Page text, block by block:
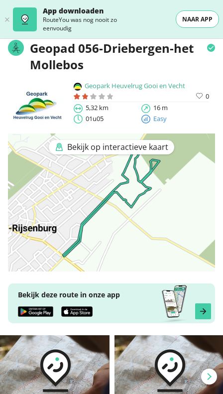
App downloaden
RouteYou was nog nooit zo
eenvoudig
NAAR APP
Geopad 056-Driebergen-het
Mollebos
Geopark Heuvelrug Gooi en Vecht
0
5,32 km
16 m
01u05
Easy
Bekijk op interactieve kaart
Bekijk deze route in onze app